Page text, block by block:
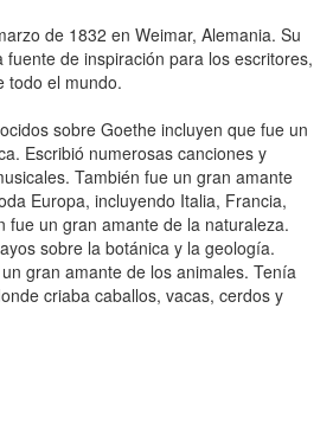
de 1832 en Weimar, Alemania. Su
fuente de inspiración para los escritores,
todo el mundo.
sobre Goethe incluyen que fue un
Escribió numerosas canciones y
También fue un gran amante
Europa, incluyendo Italia, Francia,
fue un gran amante de la naturaleza.
sobre la botánica y la geología.
gran amante de los animales. Tenía
criaba caballos, vacas, cerdos y